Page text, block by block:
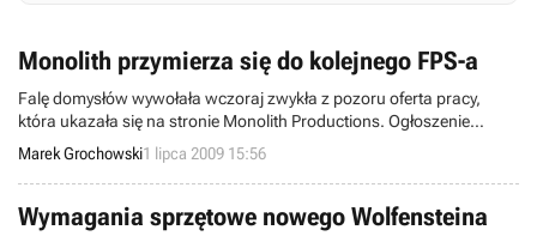
Monolith przymierza się do kolejnego FPS-a
Falę domysłów wywołała wczoraj zwykła z pozoru oferta pracy,
która ukazała się na stronie Monolith Productions. Ogłoszenie
zamieszczone przez wydawcę F.E.A.R.-a 2 zaadresowano do
doświadczonych programistów, którzy w przyszłości mogliby zasilić
szeregi firmy i wziąć udział w pracach nad nowym, next-genowym
projektem.
Marek Grochowski1 lipca 2009 15:56
Wymagania sprzętowe nowego Wolfensteina